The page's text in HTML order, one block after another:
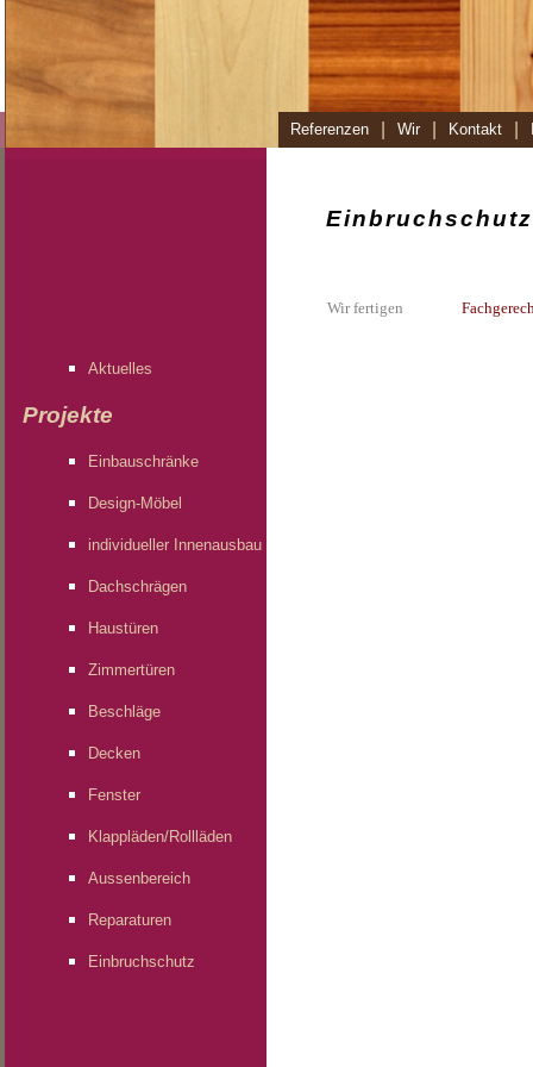
Referenzen Wir Kontakt
Aktuelles
Projekte
Einbauschränke
Design-Möbel
individueller Innenausbau
Dachschrägen
Haustüren
Zimmertüren
Beschläge
Decken
Fenster
Klappläden/Rollläden
Aussenbereich
Reparaturen
Einbruchschutz
Einbruchschutz
Wir fertigen